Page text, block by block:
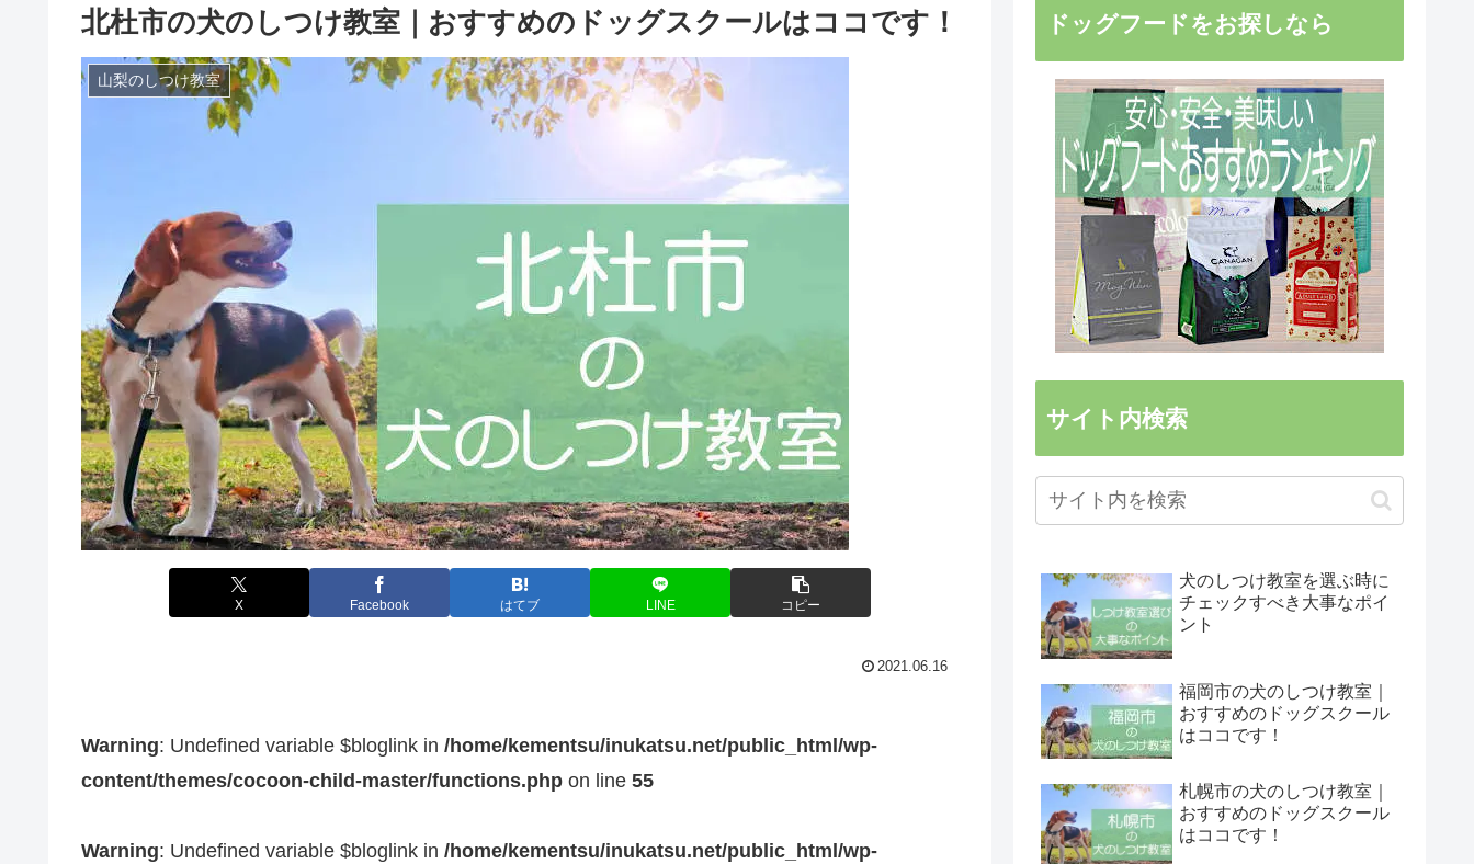
北杜市の犬のしつけ教室｜おすすめのドッグスクールはココです！
山梨のしつけ教室
X Facebook はてブ LINE コピー
2021.06.16
Warning: Undefined variable $bloglink in /home/kementsu/inukatsu.net/public_html/wp-
content/themes/cocoon-child-master/functions.php on line 55
Warning: Undefined variable $bloglink in /home/kementsu/inukatsu.net/public_html/wp-
ドッグフードをお探しなら
サイト内検索
犬のしつけ教室を選ぶ時に
チェックすべき大事なポイ
ント
福岡市の犬のしつけ教室｜
おすすめのドッグスクール
はココです！
札幌市の犬のしつけ教室｜
おすすめのドッグスクール
はココです！